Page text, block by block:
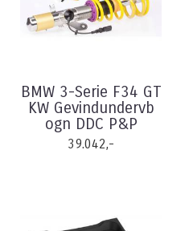
BMW 3-Serie F34 GT
KW Gevindundervb
ogn DDC P&P
39.042,-